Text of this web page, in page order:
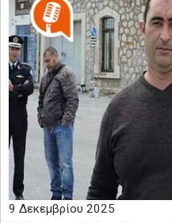
9 Δεκεμβρίου 2025